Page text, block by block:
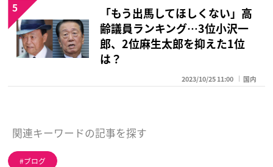
「もう出馬してほしくない」高
齢議員ランキング…3位小沢一
郎、2位麻生太郎を抑えた1位
は？
2023/10/25 11:00 国内
5
関連キーワードの記事を探す
ブログ